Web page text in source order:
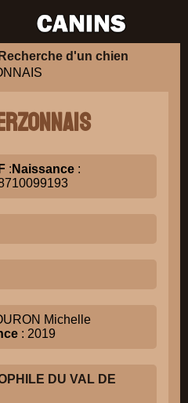
Recherche d'un chien
: Naissance :
Michelle
: 2019
DU VAL DE